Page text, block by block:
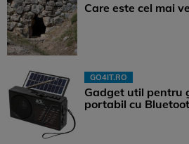
Care este cel mai
GO4IT.RO
Gadget util pentru
portabil cu